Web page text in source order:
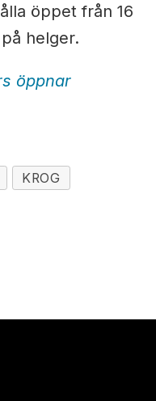
öppet från 16
helger.
öppnar
KROG